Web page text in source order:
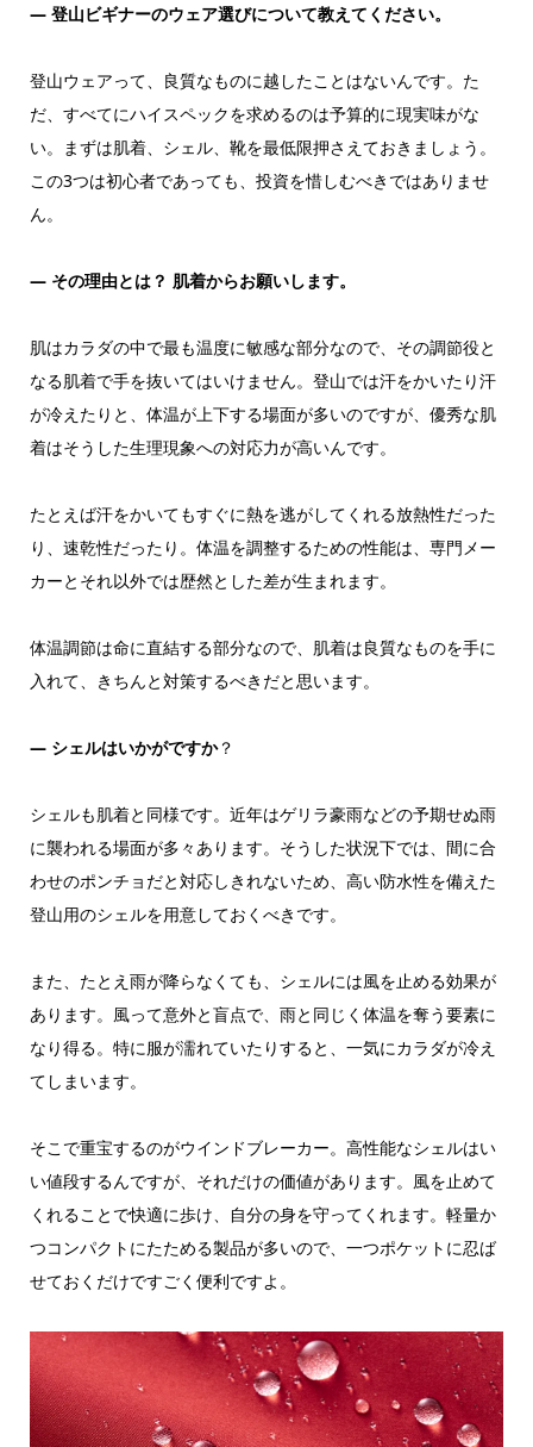
― 登山ビギナーのウェア選びについて教えてください。
登山ウェアって、良質なものに越したことはないんです。た
だ、すべてにハイスペックを求めるのは予算的に現実味がな
い。まずは肌着、シェル、靴を最低限押さえておきましょう。
この3つは初心者であっても、投資を惜しむべきではありませ
ん。
― その理由とは？ 肌着からお願いします。
肌はカラダの中で最も温度に敏感な部分なので、その調節役と
なる肌着で手を抜いてはいけません。登山では汗をかいたり汗
が冷えたりと、体温が上下する場面が多いのですが、優秀な肌
着はそうした生理現象への対応力が高いんです。
たとえば汗をかいてもすぐに熱を逃がしてくれる放熱性だった
り、速乾性だったり。体温を調整するための性能は、専門メー
カーとそれ以外では歴然とした差が生まれます。
体温調節は命に直結する部分なので、肌着は良質なものを手に
入れて、きちんと対策するべきだと思います。
― シェルはいかがですか？
シェルも肌着と同様です。近年はゲリラ豪雨などの予期せぬ雨
に襲われる場面が多々あります。そうした状況下では、間に合
わせのポンチョだと対応しきれないため、高い防水性を備えた
登山用のシェルを用意しておくべきです。
また、たとえ雨が降らなくても、シェルには風を止める効果が
あります。風って意外と盲点で、雨と同じく体温を奪う要素に
なり得る。特に服が濡れていたりすると、一気にカラダが冷え
てしまいます。
そこで重宝するのがウインドブレーカー。高性能なシェルはい
い値段するんですが、それだけの価値があります。風を止めて
くれることで快適に歩け、自分の身を守ってくれます。軽量か
つコンパクトにたためる製品が多いので、一つポケットに忍ば
せておくだけですごく便利ですよ。